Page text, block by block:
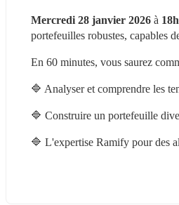
Mercredi 28 janvier 2026 à 18h
portefeuilles robustes, capables
En 60 minutes, vous saurez
🔷 Analyser et comprendre les
🔷 Construire un portefeuille
🔷 L'expertise Ramify pour des